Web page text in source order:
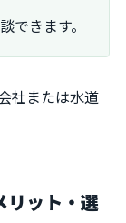
できます。
社または水道
リット・選